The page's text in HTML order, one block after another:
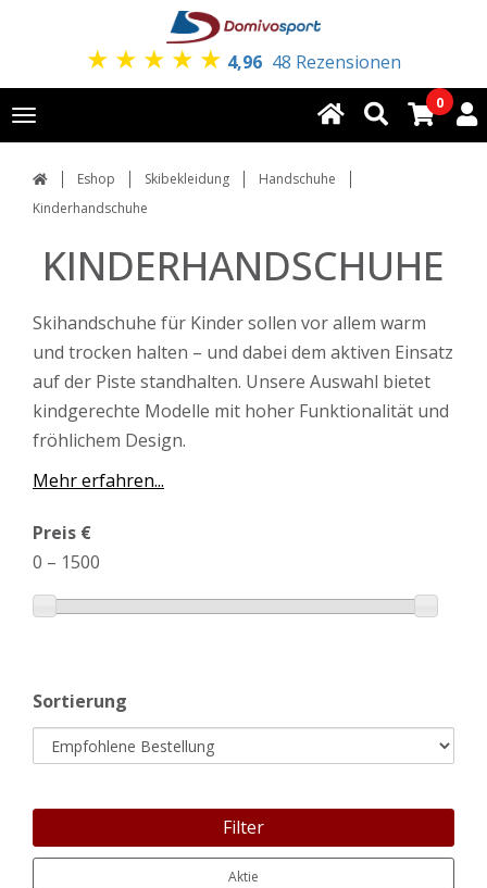
★ ★ ★ ★ ★ 4,96 48 Rezensionen
Toggle
navigation
0
Eshop Skibekleidung
Handschuhe
Kinderhandschuhe
KINDERHANDSCHUHE
Skihandschuhe für Kinder sollen vor allem warm
und trocken halten – und dabei dem aktiven Einsatz
auf der Piste standhalten. Unsere Auswahl bietet
kindgerechte Modelle mit hoher Funktionalität und
fröhlichem Design.
Mehr erfahren...
Preis €
0 – 1500
Sortierung
Filter
Aktie